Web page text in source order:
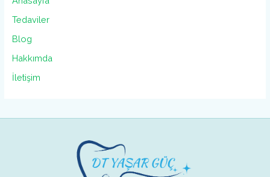
Tedaviler
Blog
Hakkımda
İletişim